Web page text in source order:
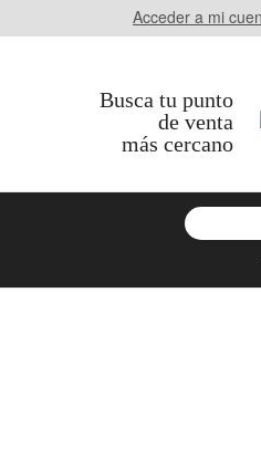
Acceder a mi
Busca tu punto
de venta
más cercano